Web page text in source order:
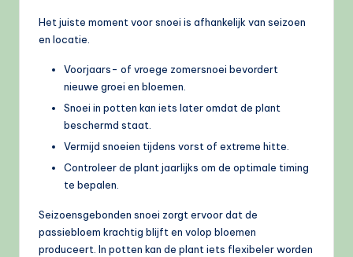
Het juiste moment voor snoei is afhankelijk van seizoen
en locatie.
Voorjaars- of vroege zomersnoei bevordert
nieuwe groei en bloemen.
Snoei in potten kan iets later omdat de plant
beschermd staat.
Vermijd snoeien tijdens vorst of extreme hitte.
Controleer de plant jaarlijks om de optimale timing
te bepalen.
Seizoensgebonden snoei zorgt ervoor dat de
passiebloem krachtig blijft en volop bloemen
produceert. In potten kan de plant iets flexibeler worden